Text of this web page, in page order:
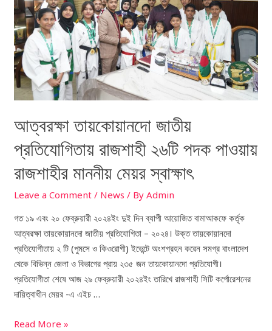
আত্বরক্ষা তায়কোয়ানদো জাতীয়
প্রতিযোগিতায় রাজশাহী ২৬টি পদক পাওয়ায়
রাজশাহীর মাননীয় মেয়র স্বাক্ষাৎ
Leave a Comment / News / ByAdmin
গত ১৯ এবং ২০ ফেব্রুয়ারী ২০২৪ইং দুই দিন ব্যাপী আয়োজিত বামাআকফে কর্তৃক
আত্বরক্ষা তায়কোয়ানদো জাতীয় প্রতিযোগিতা – ২০২৪। উক্ত তায়কোয়ানদো
প্রতিযোগীতায় ২ টি (পুমসে ও কিওরোগী) ইভেন্টে অংশগ্রহন করেন সমগ্র বাংলাদেশ
থেকে বিভিন্ন জেলা ও বিভাগের প্রায় ২৩৫ জন তায়কোয়ানদো প্রতিযোগী।
প্রতিযোগীতা শেষে আজ ২৯ ফেব্রুয়ারী ২০২৪ইং তারিখে রাজশাহী সিটি কর্পোরেশনের
দায়িত্বাধীন মেয়র -এ এইচ …
রাজশাহী
২৬টি
পদক
পাওয়ায়
রাজশাহীর
মাননীয়
মেয়র
Read More »